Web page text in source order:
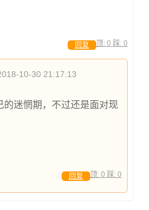
顶: 0 踩: 0
回复
10-30 21:17:13
的迷惘期，不过还是面对现
顶: 0 踩: 0
回复